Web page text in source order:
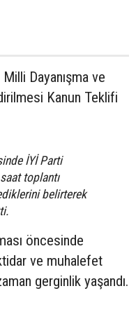
Dayanışma ve
Kanun Teklifi
İYİ Parti
toplantı
belirterek
öncesinde
ve muhalefet
gerginlik yaşandı.